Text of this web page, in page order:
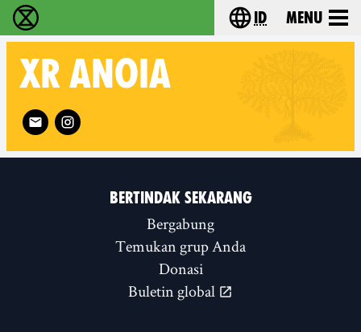
Extinction Rebellion (XR–Pemberontakan
Choose your
id Menu
XR ANOIA
Follow XR Anoia on
BERTINDAK SEKARANG
Bergabung
Temukan grup Anda
Donasi
Buletin global